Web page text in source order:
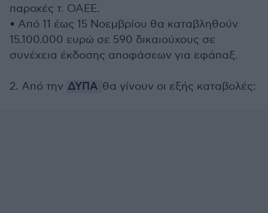
παροχές τ. ΟΑΕΕ.
• Από 11 έως 15 Νοεμβρίου θα καταβληθούν
15.100.000 ευρώ σε 590 δικαιούχους σε
συνέχεια έκδοσης αποφάσεων για εφάπαξ.
2. Από την ΔΥΠΑ θα γίνουν οι εξής καταβολές: